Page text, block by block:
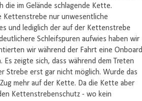
die im Gelände schlagende Kette.
Kettenstrebe nur unwesentliche
und lediglich der auf der Kettenstrebe
Schleifspuren aufwies haben wir
wir während der Fahrt eine Onboard
Es zeigte sich, dass während dem Treten
Strebe erst gar nicht möglich. Wurde das
mehr auf der Kette. Da die Kette aber
Kettenstrebenschutz - wo kein